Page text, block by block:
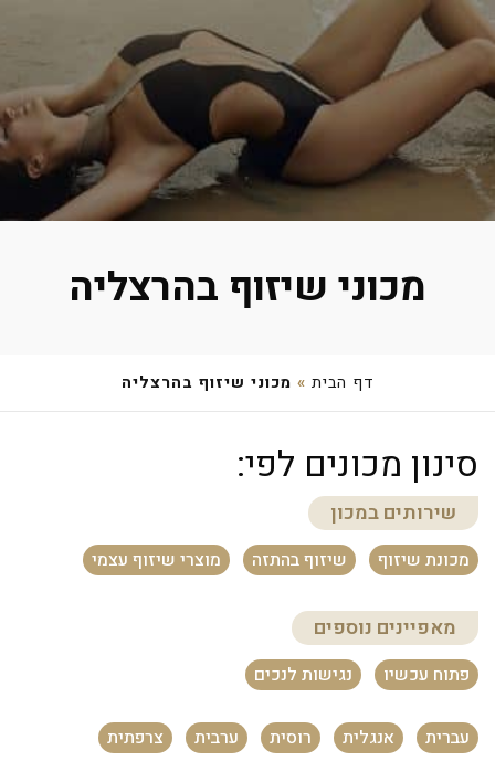
מכוני שיזוף בהרצליה
דף הבית » מכוני שיזוף בהרצליה
סינון מכונים לפי:
שירותים במכון
מכונת שיזוף שיזוף בהתזה מוצרי שיזוף עצמי
מאפיינים נוספים
פתוח עכשיו נגישות לנכים
עברית אנגלית רוסית ערבית צרפתית
קניון שבעת הכוכבים (קומה ב'), הרצליה
ביוטי אנגלה
אריק אינשטיין 28 (דירה 153), הרצליה
אילנה פרץ
צמרות 2, הרצליה
גוליה שטרן
הנשיא יצחק בן צבי 146, הרצליה
אופיר יעקובי
סוקולוב 72, הרצליה